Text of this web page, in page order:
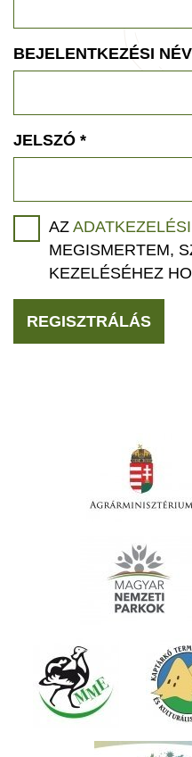
BEJELENTKEZÉSI NÉV
JELSZÓ *
AZ
MEGISMERTEM,
KEZELÉSÉHEZ
REGISZTRÁLÁS